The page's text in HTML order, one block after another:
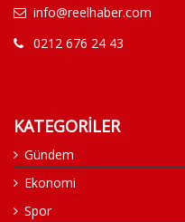
info@reelhaber.com
0212 676 24 43
KATEGORİLER
Gündem
Ekonomi
Spor